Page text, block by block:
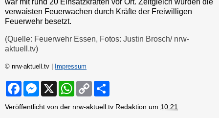
verwaisten Feuerwachen durch Kräfte der Freiwilligen
Feuerwehr besetzt.
(Quelle: Feuerwehr Essen, Fotos: Justin Brosch/ nrw-
aktuell.tv)
© nrw-aktuell.tv | Impressum
F
e
M
s
X
W
t
C
y
r
Veröffentlicht von der nrw-aktuell.tv Redaktion um 10:21